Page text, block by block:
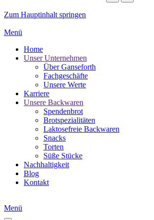
Zum Hauptinhalt springen
Menü
Home
Unser Unternehmen
Über Ganseforth
Fachgeschäfte
Unsere Werte
Karriere
Unsere Backwaren
Spendenbrot
Brotspezialitäten
Laktosefreie Backwaren
Snacks
Torten
Süße Stücke
Nachhaltigkeit
Blog
Kontakt
Menü